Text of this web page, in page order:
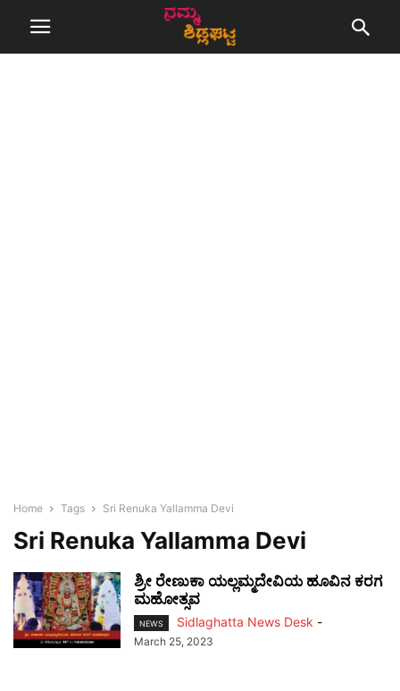
Home Tags Sri Renuka Yallamma Devi
Sri Renuka Yallamma Devi
ಶ್ರೀ ರೇಣುಕಾ ಯಲ್ಲಮ್ಮದೇವಿಯ ಹೂವಿನ ಕರಗ
ಮಹೋತ್ಸವ
NEWS Sidlaghatta News Desk -
March 25, 2023